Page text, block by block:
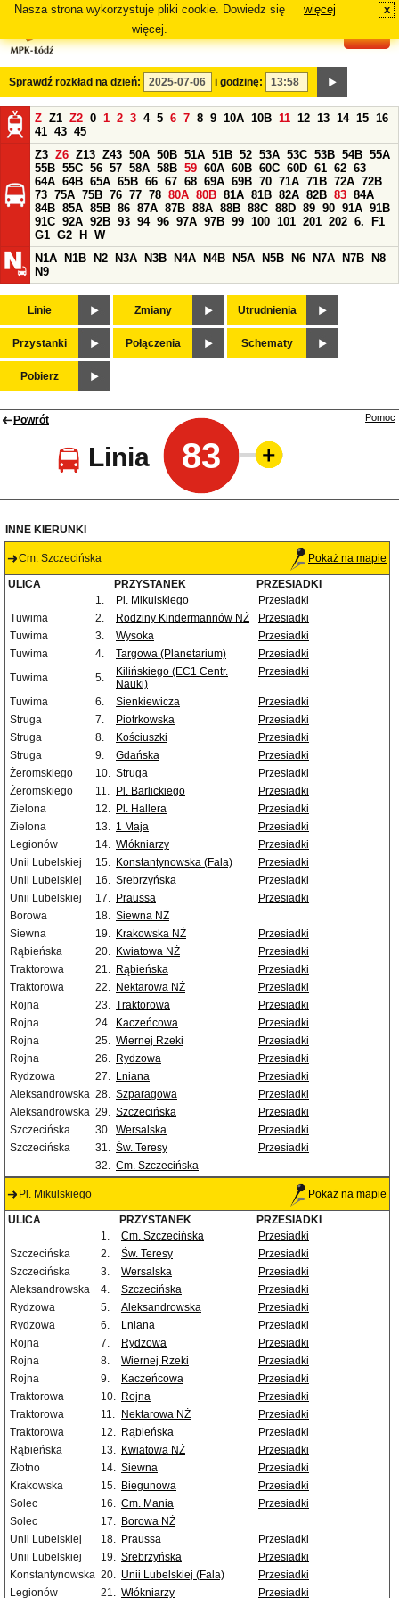
Nasza strona wykorzystuje pliki cookie. Dowiedz się
więcej.
więcej x
Sprawdź rozkład na dzień: i godzinę:
Z Z1 Z2 0 1 2 3 4 5 6 7 8 9 10A 10B 11 12 13 14 15 16
41 43 45
Z3 Z6 Z13 Z43 50A 50B 51A 51B 52 53A 53C 53B 54B 55A
55B 55C 56 57 58A 58B 59 60A 60B 60C 60D 61 62 63
64A 64B 65A 65B 66 67 68 69A 69B 70 71A 71B 72A 72B
73 75A 75B 76 77 78 80A 80B 81A 81B 82A 82B 83 84A
84B 85A 85B 86 87A 87B 88A 88B 88C 88D 89 90 91A 91B
91C 92A 92B 93 94 96 97A 97B 99 100 101 201 202 6.
F1
G1 G2 H
W
N1A
N1B N2 N3A N3B N4A N4B N5A N5B N6 N7A N7B
N8
N9
Linie Zmiany Utrudnienia
Przystanki Połączenia Schematy
Pobierz
Powrót
Linia 83
Pomoc
INNE KIERUNKI
Cm. Szczecińska Pokaż na mapie
ULICA PRZYSTANEK
PRZESIADKI
1.
Pl. Mikulskiego
Przesiadki
Tuwima
2. Rodziny Kindermannów NŻ
Przesiadki
Tuwima
3. Wysoka
Przesiadki
Tuwima
4. Targowa (Planetarium)
Przesiadki
Tuwima
5.
Kilińskiego (EC1 Centr.
Nauki)
Przesiadki
Tuwima 6. Sienkiewicza
Przesiadki
Struga
7. Piotrkowska
Przesiadki
Struga
8. Kościuszki
Przesiadki
Struga
9. Gdańska
Przesiadki
Żeromskiego
10. Struga
Przesiadki
Żeromskiego
11. Pl. Barlickiego
Przesiadki
Zielona
12. Pl. Hallera
Przesiadki
Zielona
13. 1 Maja
Przesiadki
Legionów
14. Włókniarzy
Przesiadki
Unii Lubelskiej
15. Konstantynowska (Fala)
Przesiadki
Unii Lubelskiej
16. Srebrzyńska
Przesiadki
Unii Lubelskiej
17. Praussa
Przesiadki
Borowa
18. Siewna NŻ
Siewna
19. Krakowska NŻ
Przesiadki
Rąbieńska
20. Kwiatowa NŻ
Przesiadki
Traktorowa
21. Rąbieńska
Przesiadki
Traktorowa
22. Nektarowa NŻ
Przesiadki
Rojna
23. Traktorowa
Przesiadki
Rojna
24. Kaczeńcowa
Przesiadki
Rojna
25. Wiernej Rzeki
Przesiadki
Rojna
26. Rydzowa
Przesiadki
Rydzowa
27. Lniana
Przesiadki
Aleksandrowska 28. Szparagowa
Przesiadki
Aleksandrowska 29. Szczecińska
Przesiadki
Szczecińska
30. Wersalska
Przesiadki
Szczecińska
31. Św. Teresy
Przesiadki
32. Cm. Szczecińska
Pl. Mikulskiego Pokaż na mapie
ULICA PRZYSTANEK
PRZESIADKI
1.
Cm. Szczecińska
Przesiadki
Szczecińska
2. Św. Teresy
Przesiadki
Szczecińska
3. Wersalska
Przesiadki
Aleksandrowska
4. Szczecińska
Przesiadki
Rydzowa
5. Aleksandrowska
Przesiadki
Rydzowa
6. Lniana
Przesiadki
Rojna
7. Rydzowa
Przesiadki
Rojna
8. Wiernej Rzeki
Przesiadki
Rojna
9. Kaczeńcowa
Przesiadki
Traktorowa
10. Rojna
Przesiadki
Traktorowa
11. Nektarowa NŻ
Przesiadki
Traktorowa
12. Rąbieńska
Przesiadki
Rąbieńska
13. Kwiatowa NŻ
Przesiadki
Złotno
14. Siewna
Przesiadki
Krakowska
15. Biegunowa
Przesiadki
Solec
16. Cm. Mania
Przesiadki
Solec
17. Borowa NŻ
Unii Lubelskiej
18. Praussa
Przesiadki
Unii Lubelskiej
19. Srebrzyńska
Przesiadki
Konstantynowska 20. Unii Lubelskiej (Fala)
Przesiadki
Legionów
21. Włókniarzy Przesiadki